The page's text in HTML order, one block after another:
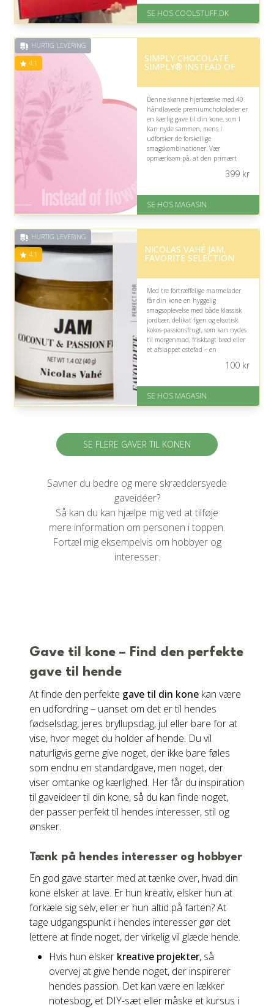
er 1-3 hverdage.
Fremragende Trustpilot rating
SE HOS COOLSTUFF.DK
HURTIG LEVERING
4.1 SIMPLY CHOCOLATE
SIMPLY® INSTEAD OF
Denne skønne hjerteæske med 40
håndlavede premiumchokolader er
en kærlig gave til din kone, som I
kan nyde sammen, mens I
udforsker de forskellige
smagskombinationer. Vær
opmærksom på, at den primært
sager og mørk, mint- eller sprød
På lager
Levering: 1-3 dage
God Trustpilot rating på 4.1 ud
399kr
SE HOS MAGASIN
HURTIG LEVERING
4.1 NICOLAS VAHÉ JAM,
FAVORITE SELECTION
Med tre fortræffelige marmelader
får din kone en hyggelig
smagsoplevelse med både klassisk
jordbær, delikat figen og eksotisk
kokos-passionsfrugt, som kan nydes
til morgenmad, friskbagt brød eller
et afslappet ostefad – en
På lager
Levering: 1-3 dage
100kr
SE HOS MAGASIN
SE FLERE GAVER TIL KONEN
Savner du bedre og mere skræddersyede
gaveidéer?
Så kan du kan hjælpe mig ved at tilføje
mere information om personen i toppen.
Fortæl mig eksempelvis om hobbyer og
interesser.
Gave til kone – Find den perfekte
gave til hende
At finde den perfekte gave til din kone kan være
en udfordring – uanset om det er til hendes
fødselsdag, jeres bryllupsdag, jul eller bare for at
vise, hvor meget du holder af hende. Du vil
naturligvis gerne give noget, der ikke bare føles
som endnu en standardgave, men noget, der
viser omtanke og kærlighed. Her får du inspiration
til gaveideer til din kone, så du kan finde noget,
der passer perfekt til hendes interesser, stil og
ønsker.
Tænk på hendes interesser og hobbyer
En god gave starter med at tænke over, hvad din
kone elsker at lave. Er hun kreativ, elsker hun at
forkæle sig selv, eller er hun altid på farten? At
tage udgangspunkt i hendes interesser gør det
lettere at finde noget, der virkelig vil glæde hende.
Hvis hun elsker kreative projekter, så
overvej at give hende noget, der inspirerer
hendes passion. Det kan være en lækker
notesbog, et DIY-sæt eller måske et kursus i